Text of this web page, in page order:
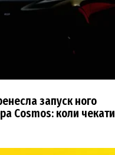
запуск ного
Cosmos: коли чекати